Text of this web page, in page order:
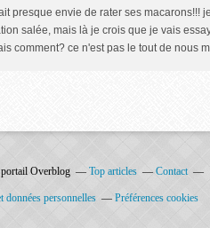
presque envie de rater ses macarons!!!
salée, mais là je crois que je vais
comment? ce n'est pas le tout de nous
Overblog Top articles Contact
données personnelles Préférences cookies